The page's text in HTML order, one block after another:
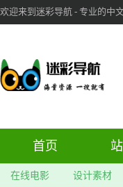
欢迎来到迷彩导航 - 专业的中
首页
在线电影 设计素材